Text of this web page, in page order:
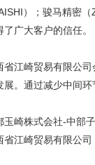
）；骏马精密
了广大客户的信任。
省江崎贸易有限公
展。通过减少中间
玉崎株式会社-中部
省江崎贸易有限公司